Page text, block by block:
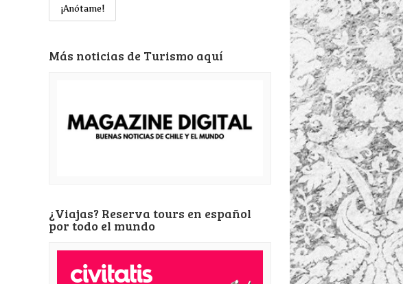
Más noticias de Turismo aquí
¿Viajas? Reserva tours en español
por todo el mundo